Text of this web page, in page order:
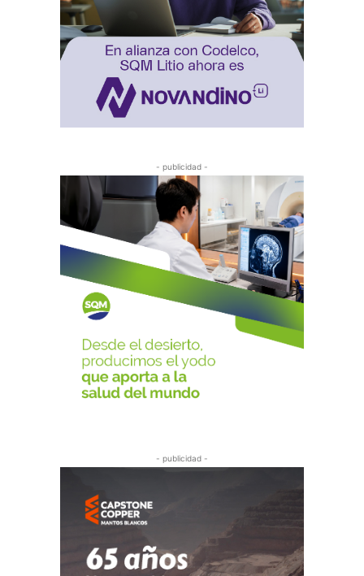
- publicidad -
- publicidad -